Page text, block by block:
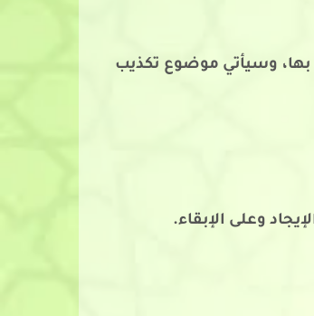
بها، وسيأتي موضوع تكذيب
وعلى الإبقاء.